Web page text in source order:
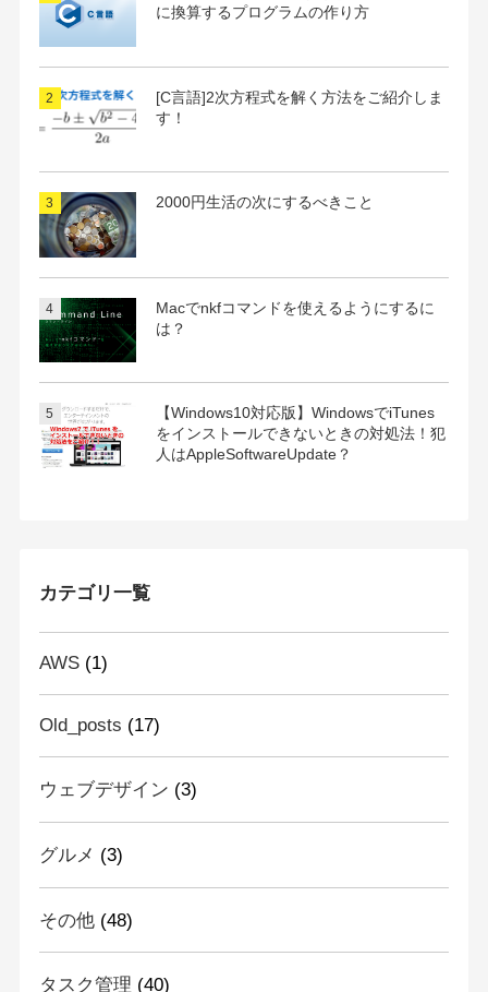
に換算するプログラムの作り方
[C言語]2次方程式を解く方法をご紹介しま
す！
2000円生活の次にするべきこと
Macでnkfコマンドを使えるようにするに
は？
【Windows10対応版】WindowsでiTunes
をインストールできないときの対処法！犯
人はAppleSoftwareUpdate？
カテゴリ一覧
AWS(1)
Old_posts (17)
ウェブデザイン (3)
グルメ (3)
その他(48)
タスク管理 (40)